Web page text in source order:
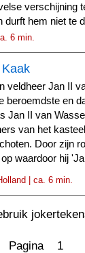
verschijning
durft hem niet te
6 min.
veldheer Jan II
beroemdste en
Jan II van
van het kasteel
Door zijn
waardoor hij
| ca. 6 min.
Pagina 1